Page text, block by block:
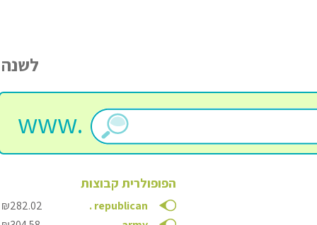
לשנה
www.
הפופולרית קבוצות
.republican
₪282.02